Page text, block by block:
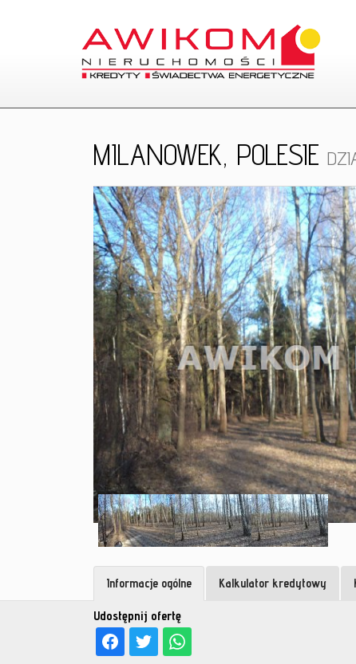
MILANOWEK, POLESIE
Udostępnij ofertę
Informacje ogólne Kalkulator kredytowy